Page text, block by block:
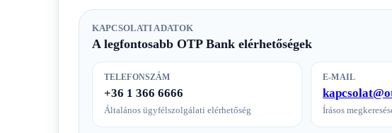
KAPCSOLATI ADATOK
A legfontosabb OTP Bank elérhetőségek
TELEFONSZÁM
+36 1 366 6666
Általános ügyfélszolgálati elérhetőség
E-MAIL
Írásos